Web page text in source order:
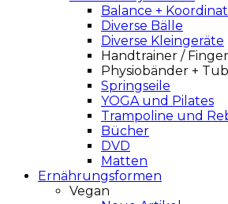
Balance +
Diverse Bälle
Diverse Kleingeräte
Handtrainer /
Physiobänder +
Springseile
YOGA und Pilates
Trampoline und
Bücher
DVD
Matten
Ernährungsformen
Vegan